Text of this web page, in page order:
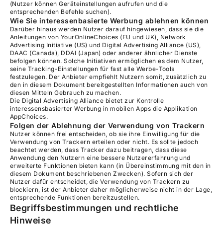
(Nutzer können Geräteinstellungen aufrufen und die
entsprechenden Befehle suchen).
Wie Sie interessenbasierte Werbung ablehnen können
Darüber hinaus werden Nutzer darauf hingewiesen, dass sie die
Anleitungen von YourOnlineChoices (EU und UK), Network
Advertising Initiative (US) und Digital Advertising Alliance (US),
DAAC (Canada), DDAI (Japan) oder anderer ähnlicher Dienste
befolgen können. Solche Initiativen ermöglichen es dem Nutzer,
seine Tracking-Einstellungen für fast alle Werbe-Tools
festzulegen. Der Anbieter empfiehlt Nutzern somit, zusätzlich zu
den in diesem Dokument bereitgestellten Informationen auch von
diesen Mitteln Gebrauch zu machen.
Die Digital Advertising Alliance bietet zur Kontrolle
interessensbasierter Werbung in mobilen Apps die Applikation
AppChoices.
Folgen der Ablehnung der Verwendung von Trackern
Nutzer können frei entscheiden, ob sie ihre Einwilligung für die
Verwendung von Trackern erteilen oder nicht. Es sollte jedoch
beachtet werden, dass Tracker dazu beitragen, dass diese
Anwendung den Nutzern eine bessere Nutzererfahrung und
erweiterte Funktionen bieten kann (in Übereinstimmung mit den in
diesem Dokument beschriebenen Zwecken). Sofern sich der
Nutzer dafür entscheidet, die Verwendung von Trackern zu
blockiern, ist der Anbieter daher möglicherweise nicht in der Lage,
entsprechende Funktionen bereitzustellen.
Begriffsbestimmungen und rechtliche
Hinweise